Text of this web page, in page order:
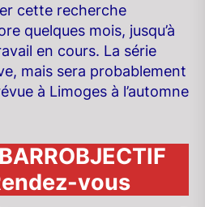
cette recherche
quelques mois, jusqu’à
en cours. La série
mais sera probablement
à Limoges à l’automne
vous